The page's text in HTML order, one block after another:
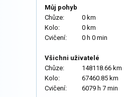
Můj pohyb
Chůze:
0 km
Kolo:
0 km
Cvičení:
0 h 0 min
Všichni uživatelé
Chůze:
148118.66 km
Kolo:
67460.85 km
Cvičení:
6079 h 7 min